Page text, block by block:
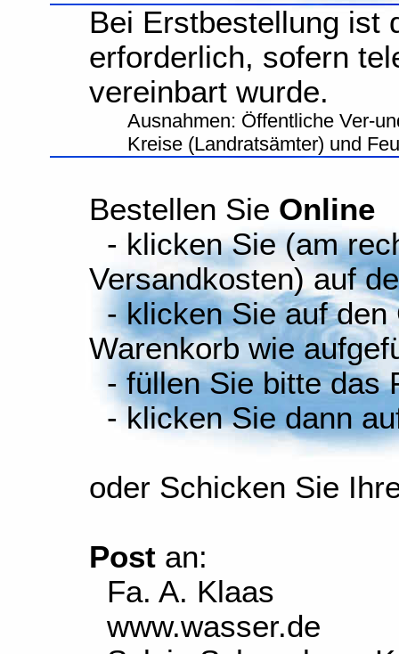
Bei Erstbestellung ist
erforderlich, sofern
vereinbart wurde.
Ausnahmen: Öffentliche Ver-
Kreise (Landratsämter) und
Bestellen Sie Online
- klicken Sie (am
Versandkosten) auf
- klicken Sie auf
Warenkorb wie
- füllen Sie bitte das
- klicken Sie dann
oder Schicken Sie
Postan:
Fa. A. Klaas
www.wasser.de